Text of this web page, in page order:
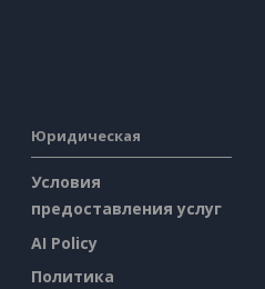
Юридическая
Условия
предоставления услуг
AI Policy
Политика